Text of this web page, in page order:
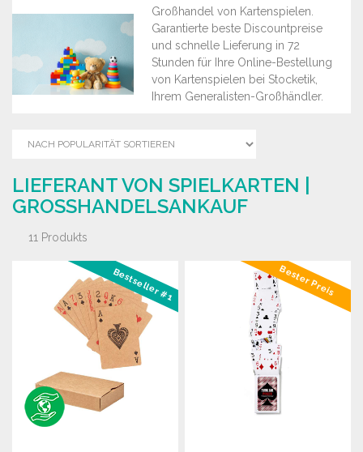
Großhandel von Kartenspielen.
Garantierte beste Discountpreise
und schnelle Lieferung in 72
Stunden für Ihre Online-Bestellung
von Kartenspielen bei Stocketik,
Ihrem Generalisten-Großhändler.
LIEFERANT VON SPIELKARTEN |
GROSSHANDELSANKAUF
11 Produkts
Bestseller #1 Bester Preis